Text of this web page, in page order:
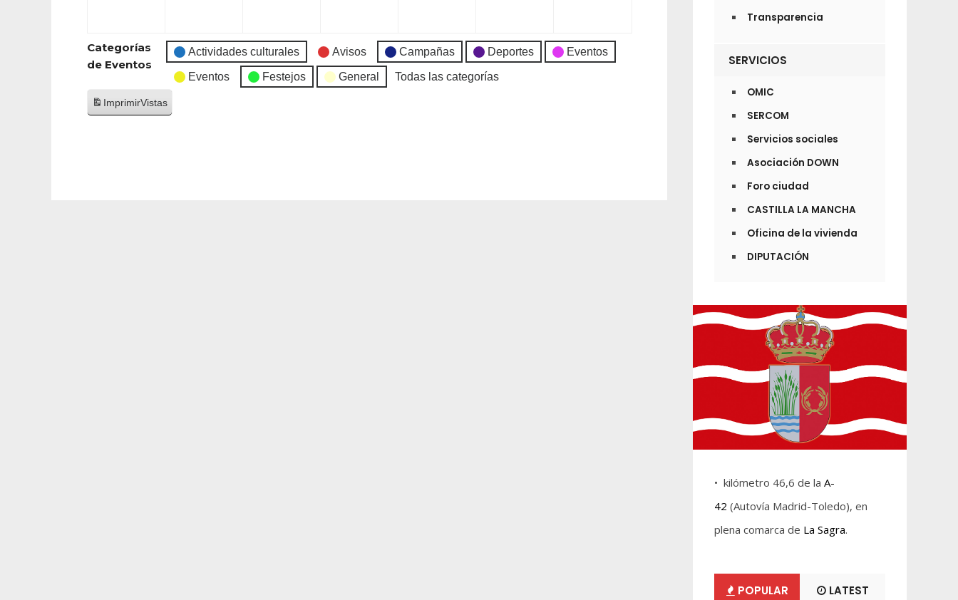
Categorías
de Eventos
Actividades culturales Avisos Campañas Deportes Eventos
Eventos Festejos General Todas las categorías
ImprimirVistas
Transparencia
SERVICIOS
OMIC
SERCOM
Servicios sociales
Asociación DOWN
Foro ciudad
CASTILLA LA MANCHA
Oficina de la vivienda
DIPUTACIÓN
• kilómetro 46,6 de la A-
42 (Autovía Madrid-Toledo), en
plena comarca de La Sagra.
POPULAR LATEST